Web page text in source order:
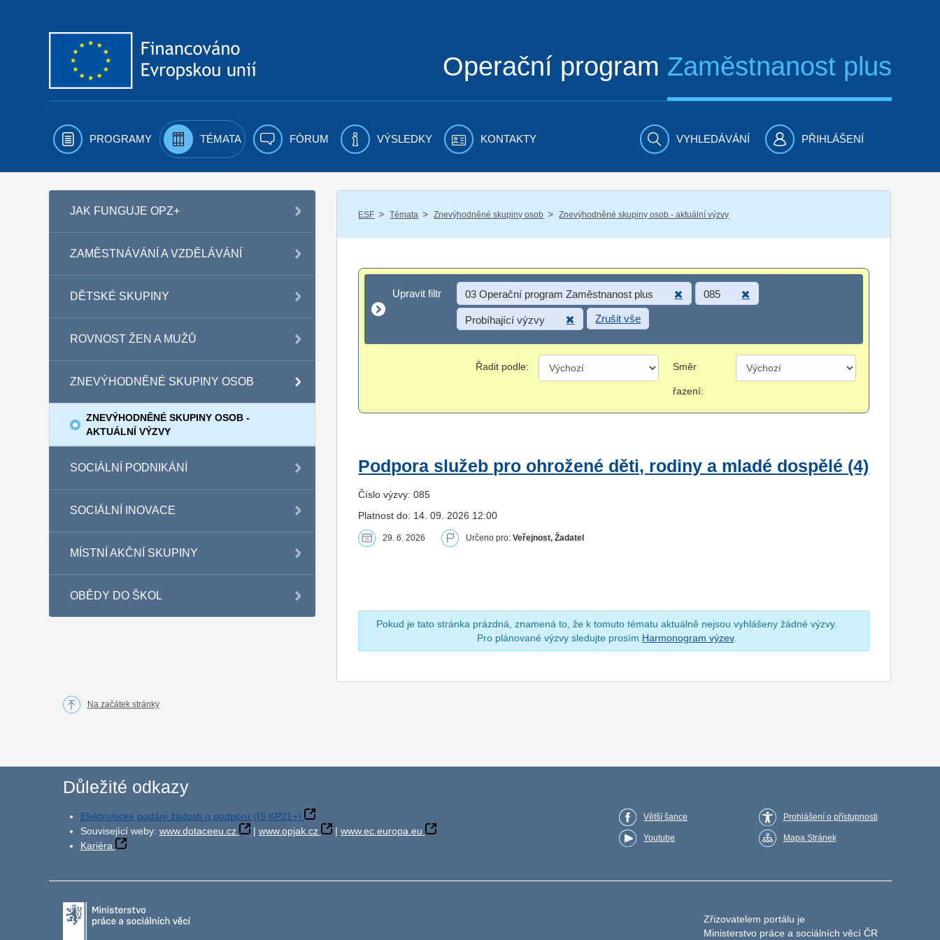
Operační program Zaměstnanost plus
PROGRAMY TÉMATA FÓRUM VÝSLEDKY KONTAKTY VYHLEDÁVÁNÍ PŘIHLÁŠENÍ
JAK FUNGUJE OPZ+
ZAMĚSTNÁVÁNÍ A VZDĚLÁVÁNÍ
DĚTSKÉ SKUPINY
ROVNOST ŽEN A MUŽŮ
ZNEVÝHODNĚNÉ SKUPINY OSOB
ZNEVÝHODNĚNÉ SKUPINY OSOB -
AKTUÁLNÍ VÝZVY
SOCIÁLNÍ PODNIKÁNÍ
SOCIÁLNÍ INOVACE
MÍSTNÍ AKČNÍ SKUPINY
OBĚDY DO ŠKOL
ESF / Témata / Znevýhodněné skupiny osob / Znevýhodněné skupiny osob - aktuální výzvy
Upravit filtr
Upravit filtr 03 Operační program Zaměstnanost plus 085
Probíhající výzvy Zrušit vše
Řadit podle: Směr
řazení:
Podpora služeb pro ohrožené děti, rodiny a mladé dospělé (4)
Číslo výzvy: 085
Platnost do: 14. 09. 2026 12:00
29. 6. 2026 Určeno pro:Veřejnost, Žadatel
Pokud je tato stránka prázdná, znamená to, že k tomuto tématu aktuálně nejsou vyhlášeny žádné výzvy.
Pro plánované výzvy sledujte prosím Harmonogram výzev.
Na začátek stránky
Důležité odkazy
Elektronické podání žádosti o podporu (IS KP21+)
Související weby: www.dotaceeu.cz | www.opjak.cz | www.ec.europa.eu
Kariéra
Větší šance
Youtube
Prohlášení o přístupnosti
Mapa Stránek
Zřizovatelem portálu je
Ministerstvo práce a sociálních věcí ČR